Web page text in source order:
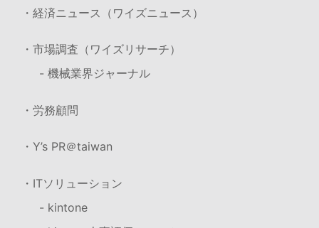
・経済ニュース（ワイズニュース）
・市場調査（ワイズリサーチ）
- 機械業界ジャーナル
・労務顧問
・Y’s PR＠taiwan
・ITソリューション
- kintone